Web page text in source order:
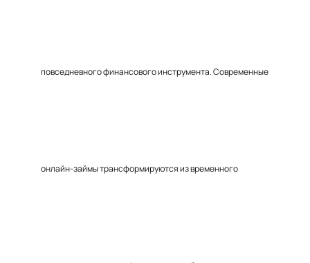
повседневного финансового инструмента. Современные
онлайн-займы трансформируются из временного